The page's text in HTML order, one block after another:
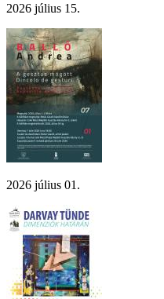
2026 július 15.
2026 július 01.